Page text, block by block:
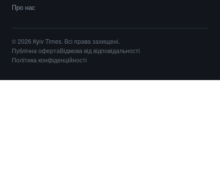
Про нас
© 2026 Kyiv Times. Всі права захищені.
Публічна офертаВідмова від відповідальності
Політика конфіденційності